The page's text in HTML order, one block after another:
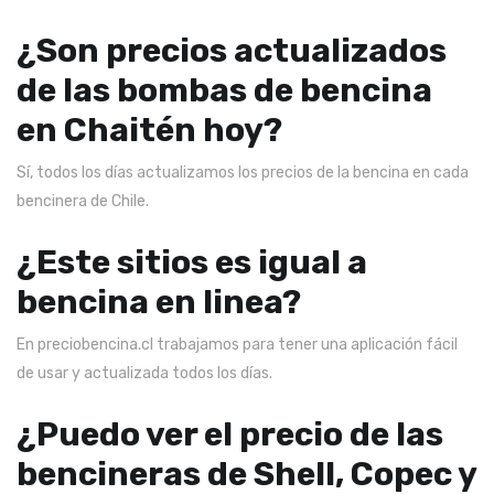
¿Son precios actualizados
de las bombas de bencina
en Chaitén hoy?
Sí, todos los días actualizamos los precios de la bencina en cada
bencinera de Chile.
¿Este sitios es igual a
bencina en linea?
En preciobencina.cl trabajamos para tener una aplicación fácil
de usar y actualizada todos los días.
¿Puedo ver el precio de las
bencineras de Shell, Copec y